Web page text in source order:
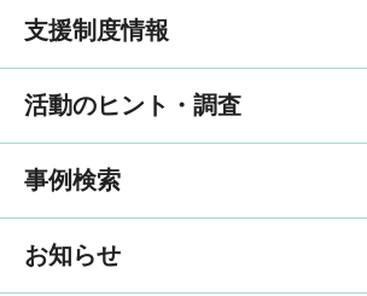
支援制度情報
活動のヒント・調査
事例検索
お知らせ